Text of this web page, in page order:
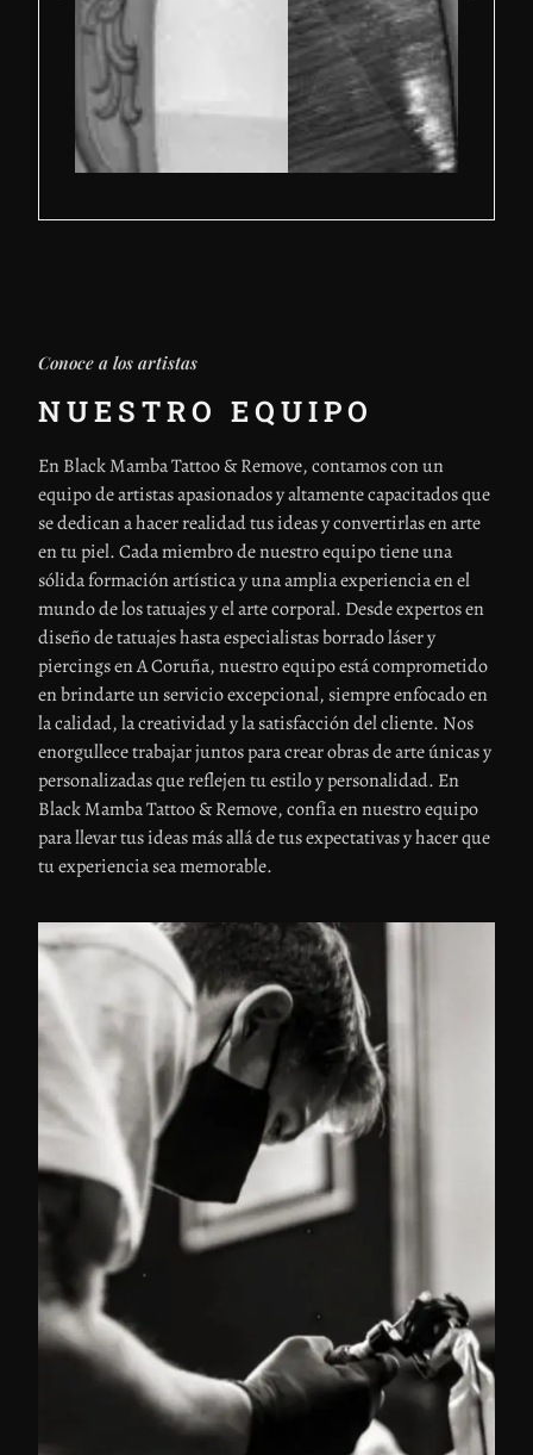
Conoce a los artistas
NUESTRO EQUIPO
En Black Mamba Tattoo & Remove, contamos con un
equipo de artistas apasionados y altamente capacitados que
se dedican a hacer realidad tus ideas y convertirlas en arte
en tu piel. Cada miembro de nuestro equipo tiene una
sólida formación artística y una amplia experiencia en el
mundo de los tatuajes y el arte corporal. Desde expertos en
diseño de tatuajes hasta especialistas borrado láser y
piercings en A Coruña, nuestro equipo está comprometido
en brindarte un servicio excepcional, siempre enfocado en
la calidad, la creatividad y la satisfacción del cliente. Nos
enorgullece trabajar juntos para crear obras de arte únicas y
personalizadas que reflejen tu estilo y personalidad. En
Black Mamba Tattoo & Remove, confía en nuestro equipo
para llevar tus ideas más allá de tus expectativas y hacer que
tu experiencia sea memorable.